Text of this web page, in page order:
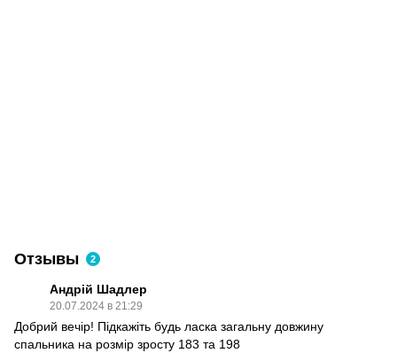
Отзывы 2
Андрій Шадлер
20.07.2024 в 21:29
Добрий вечір! Підкажіть будь ласка загальну довжину
спальника на розмір зросту 183 та 198